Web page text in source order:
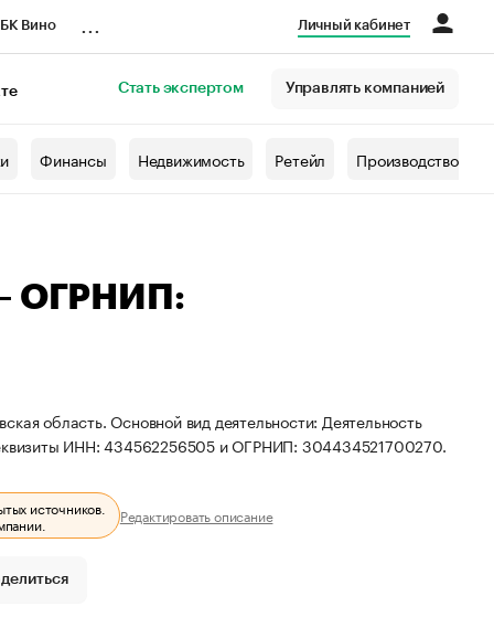
Вино Личный кабинет
Стать экспертом Управлять компанией
Финансы Недвижимость Ретейл Производство
ОГРНИП:
область. Основной вид деятельности: Деятельность
ИНН: 434562256505 и ОГРНИП: 304434521700270.
источников.
Редактировать описание